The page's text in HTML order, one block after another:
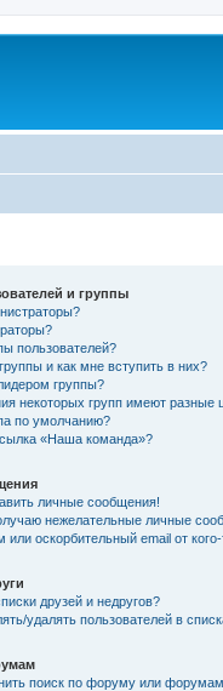
и группы
пользователей?
и как мне вступить в них?
группы?
некоторых групп имеют разные
по умолчанию?
«Наша команда»?
личные сообщения!
нежелательные личные
или оскорбительный email от
друзей и недругов?
удалять пользователей в
поиск по форуму или